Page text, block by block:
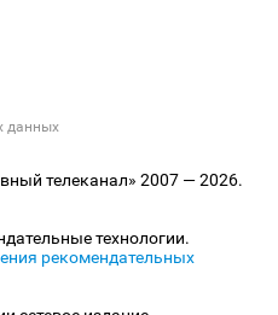
данных
телеканал» 2007 — 2026.
технологии.
рекомендательных